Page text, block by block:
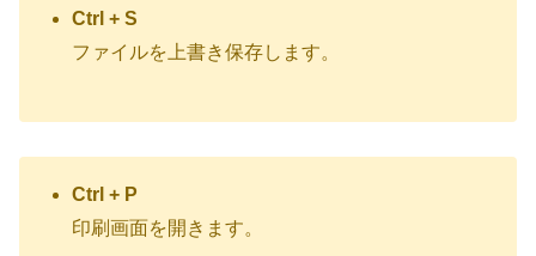
Ctrl + S
ファイルを上書き保存します。
Ctrl + P
印刷画面を開きます。